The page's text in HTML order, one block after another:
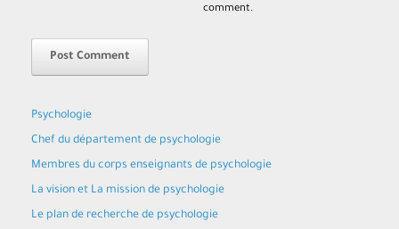
comment.
Psychologie
Chef du département de psychologie
Membres du corps enseignants de psychologie
La vision et La mission de psychologie
Le plan de recherche de psychologie